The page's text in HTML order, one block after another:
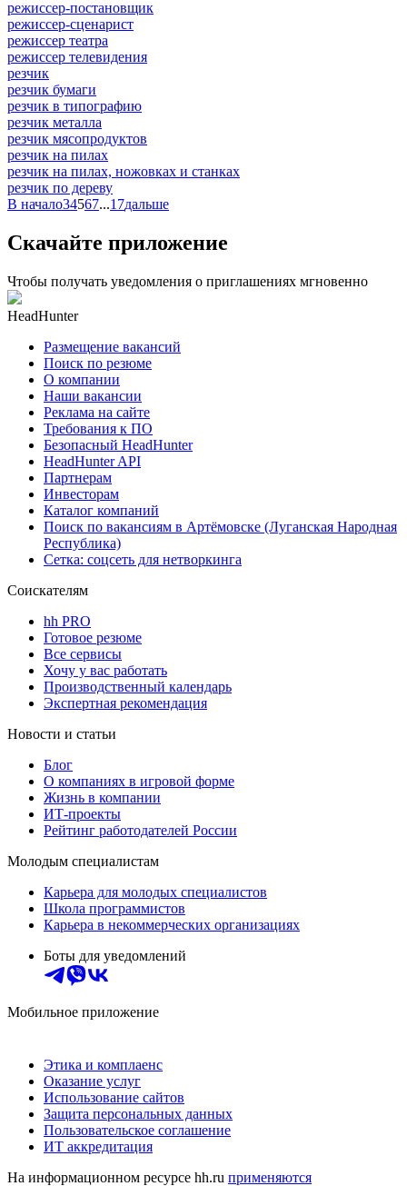
режиссер-постановщик
режиссер-сценарист
режиссер театра
режиссер телевидения
резчик
резчик бумаги
резчик в типографию
резчик металла
резчик мясопродуктов
резчик на пилах
резчик на пилах, ножовках и станках
резчик по дереву
В начало34567...17дальше
Скачайте приложение
Чтобы получать уведомления о приглашениях мгновенно
HeadHunter
Размещение вакансий
Поиск по резюме
О компании
Наши вакансии
Реклама на сайте
Требования к ПО
Безопасный HeadHunter
HeadHunter API
Партнерам
Инвесторам
Каталог компаний
Поиск по вакансиям в Артёмовске (Луганская Народная
Республика)
Сетка: соцсеть для нетворкинга
Соискателям
hh PRO
Готовое резюме
Все сервисы
Хочу у вас работать
Производственный календарь
Экспертная рекомендация
Новости и статьи
Блог
О компаниях в игровой форме
Жизнь в компании
ИТ-проекты
Рейтинг работодателей России
Молодым специалистам
Карьера для молодых специалистов
Школа программистов
Карьера в некоммерческих организациях
Боты для уведомлений
Мобильное приложение
Этика и комплаенс
Оказание услуг
Использование сайтов
Защита персональных данных
Пользовательское соглашение
ИТ аккредитация
На информационном ресурсе hh.ru применяются